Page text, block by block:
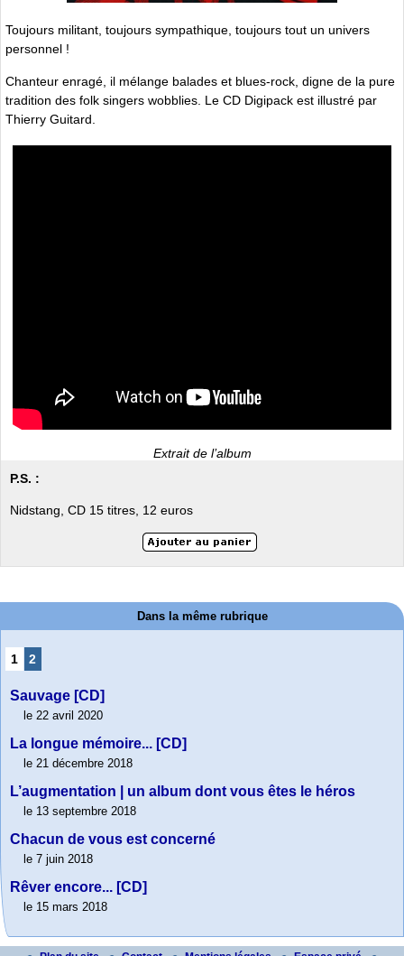
Toujours militant, toujours sympathique, toujours tout un univers
personnel !
Chanteur enragé, il mélange balades et blues-rock, digne de la pure
tradition des folk singers wobblies. Le CD Digipack est illustré par
Thierry Guitard.
Extrait de l’album
P.S. :
Nidstang, CD 15 titres, 12 euros
Dans la même rubrique
1 2
Sauvage [CD]
le 22 avril 2020
La longue mémoire... [CD]
le 21 décembre 2018
L’augmentation | un album dont vous êtes le héros
le 13 septembre 2018
Chacun de vous est concerné
le 7 juin 2018
Rêver encore... [CD]
le 15 mars 2018